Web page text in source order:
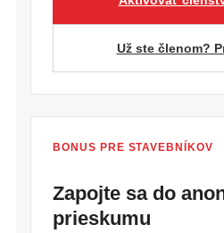
Už ste členom?
BONUS PRE STAVEBNÍKOV
Zapojte sa do
prieskumu